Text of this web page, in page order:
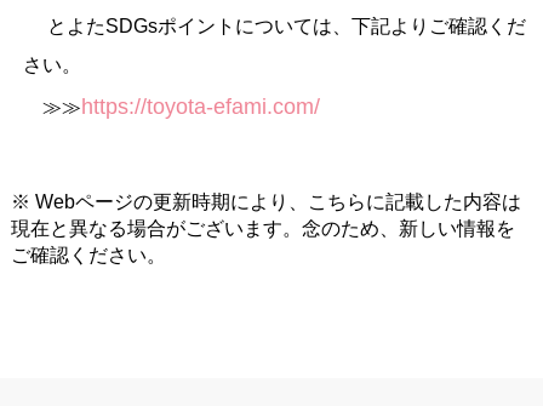
とよたSDGsポイントについては、下記よりご確認くだ
さい。
≫≫ https://toyota-efami.com/
※ Webページの更新時期により、こちらに記載した内容は
現在と異なる場合がございます。念のため、新しい情報を
ご確認ください。